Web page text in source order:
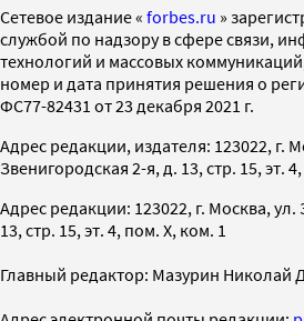
Cетевое издание « forbes.ru »
службой по надзору в сфере связи,
технологий и массовых
номер и дата принятия решения о
ФС77-82431 от 23 декабря 2021 г.
Адрес редакции, издателя: 123022, г.
Звенигородская 2-я, д. 13, стр. 15, эт.
Адрес редакции: 123022, г. Москва, ул.
13, стр. 15, эт. 4, пом. X, ком. 1
Главный редактор: Мазурин Николай